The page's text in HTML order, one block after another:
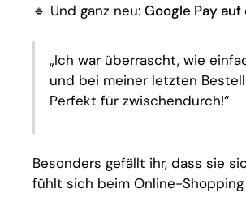
🔹 Und ganz neu: Google Pay
„Ich war überrascht, wie
und bei meiner letzten
Perfekt für zwischendurch!“
Besonders gefällt ihr, dass sie
fühlt sich beim Online-